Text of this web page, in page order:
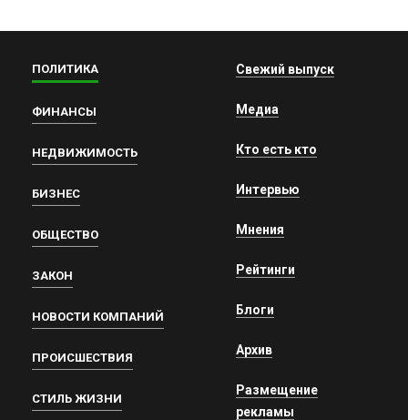
ПОЛИТИКА
ФИНАНСЫ
НЕДВИЖИМОСТЬ
БИЗНЕС
ОБЩЕСТВО
ЗАКОН
НОВОСТИ КОМПАНИЙ
ПРОИСШЕСТВИЯ
СТИЛЬ ЖИЗНИ
Свежий выпуск
Медиа
Кто есть кто
Интервью
Мнения
Рейтинги
Блоги
Архив
Размещение
рекламы